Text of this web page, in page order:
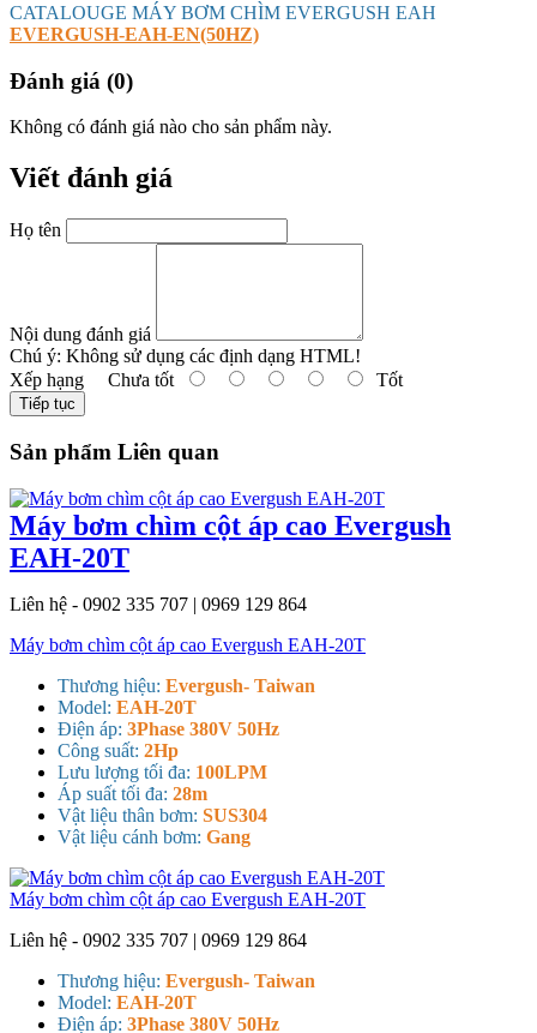
CATALOUGE MÁY BƠM CHÌM EVERGUSH EAH
EVERGUSH-EAH-EN(50HZ)
Đánh giá (0)
Không có đánh giá nào cho sản phẩm này.
Viết đánh giá
Họ tên
Nội dung đánh giá
Chú ý: Không sử dụng các định dạng HTML!
Xếp hạng Chưa tốt Tốt
Tiếp tục
Sản phẩm Liên quan
Máy bơm chìm cột áp cao Evergush
EAH-20T
Liên hệ - 0902 335 707 | 0969 129 864
Máy bơm chìm cột áp cao Evergush EAH-20T
Thương hiệu: Evergush- Taiwan
Model: EAH-20T
Điện áp: 3Phase 380V 50Hz
Công suất: 2Hp
Lưu lượng tối đa: 100LPM
Áp suất tối đa: 28m
Vật liệu thân bơm: SUS304
Vật liệu cánh bơm: Gang
Máy bơm chìm cột áp cao Evergush EAH-20T
Liên hệ - 0902 335 707 | 0969 129 864
Thương hiệu: Evergush- Taiwan
Model: EAH-20T
Điện áp: 3Phase 380V 50Hz